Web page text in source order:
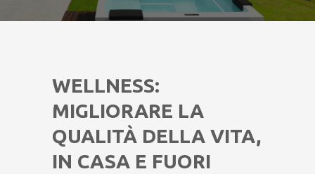
WELLNESS:
MIGLIORARE LA
QUALITÀ DELLA VITA,
IN CASA E FUORI